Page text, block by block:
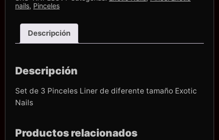
de
3
tamaño
cantidad
nails, Pinceles
Descripción
Descripción
Set de 3 Pinceles Liner de diferente tamaño Exotic
Nails
Productos relacionados